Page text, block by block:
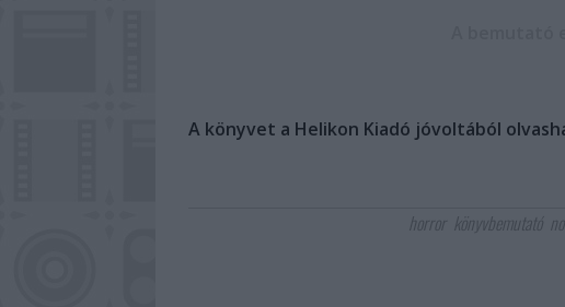
A könyvet a Helikon Kiadó jóvoltából
horror könyvbemutató